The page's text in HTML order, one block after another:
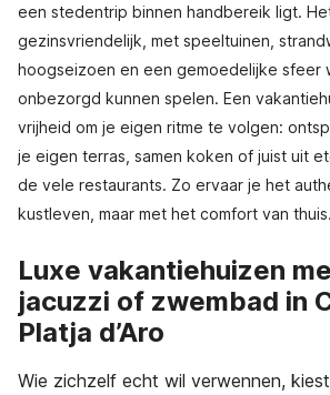
een stedentrip binnen handbereik ligt.
gezinsvriendelijk, met speeltuinen,
hoogseizoen en een gemoedelijke sfeer
onbezorgd kunnen spelen. Een
vrijheid om je eigen ritme te volgen:
je eigen terras, samen koken of juist uit
de vele restaurants. Zo ervaar je het
kustleven, maar met het comfort van thuis.
Luxe vakantiehuizen
jacuzzi of zwembad in
Platja d’Aro
Wie zichzelf echt wil verwennen,